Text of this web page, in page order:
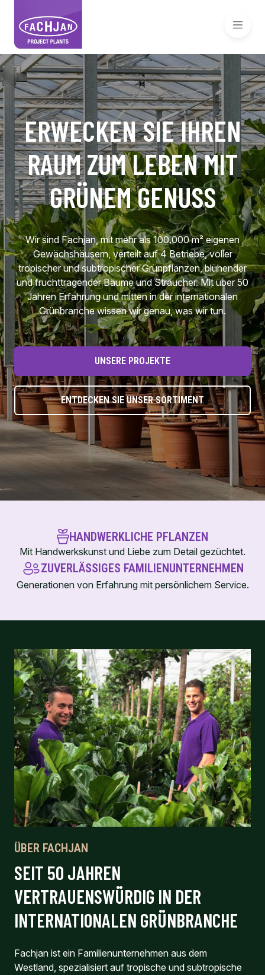
ERWECKEN SIE IHREN
RAUM ZUM LEBEN MIT
GRÜNEM GENUSS
Wir sind Fachjan, mit mehr als 100.000 m² eigenen
Gewächshäusern, verteilt auf 4 Betriebe, voller
tropischer und subtropischer Grünpflanzen, blühender
und fruchttragender Bäume und Sträucher. Mit über 50
Jahren Erfahrung und mitten in der internationalen
Grünbranche wissen wir genau, was wir tun.
UNSERE PROJEKTE
ENTDECKEN SIE UNSER SORTIMENT
HANDWERKLICHE PFLANZEN
Mit Handwerkskunst und Liebe zum Detail gezüchtet.
ZUVERLÄSSIGES FAMILIENUNTERNEHMEN
Generationen von Erfahrung mit persönlichem Service.
ÜBER FACHJAN
SEIT 50 JAHREN
VERTRAUENSWÜRDIG IN DER
INTERNATIONALEN GRÜNBRANCHE
Fachjan ist ein Familienunternehmen aus dem
Westland, spezialisiert auf tropische und subtropische